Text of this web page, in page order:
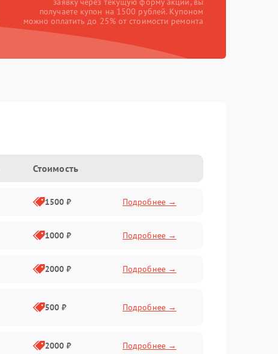
получаете купон на 1500 рублей. Купоном
можно оплатить до 25% от стоимости ремонта
Стоимость
1500 ₽ Подробнее →
1000 ₽ Подробнее →
2000 ₽ Подробнее →
500 ₽ Подробнее →
2000 ₽ Подробнее →